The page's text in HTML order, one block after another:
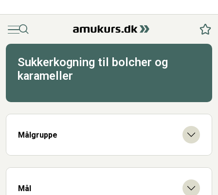
MenuSøg
Sukkerkogning til bolcher og
karameller
Målgruppe
Mål